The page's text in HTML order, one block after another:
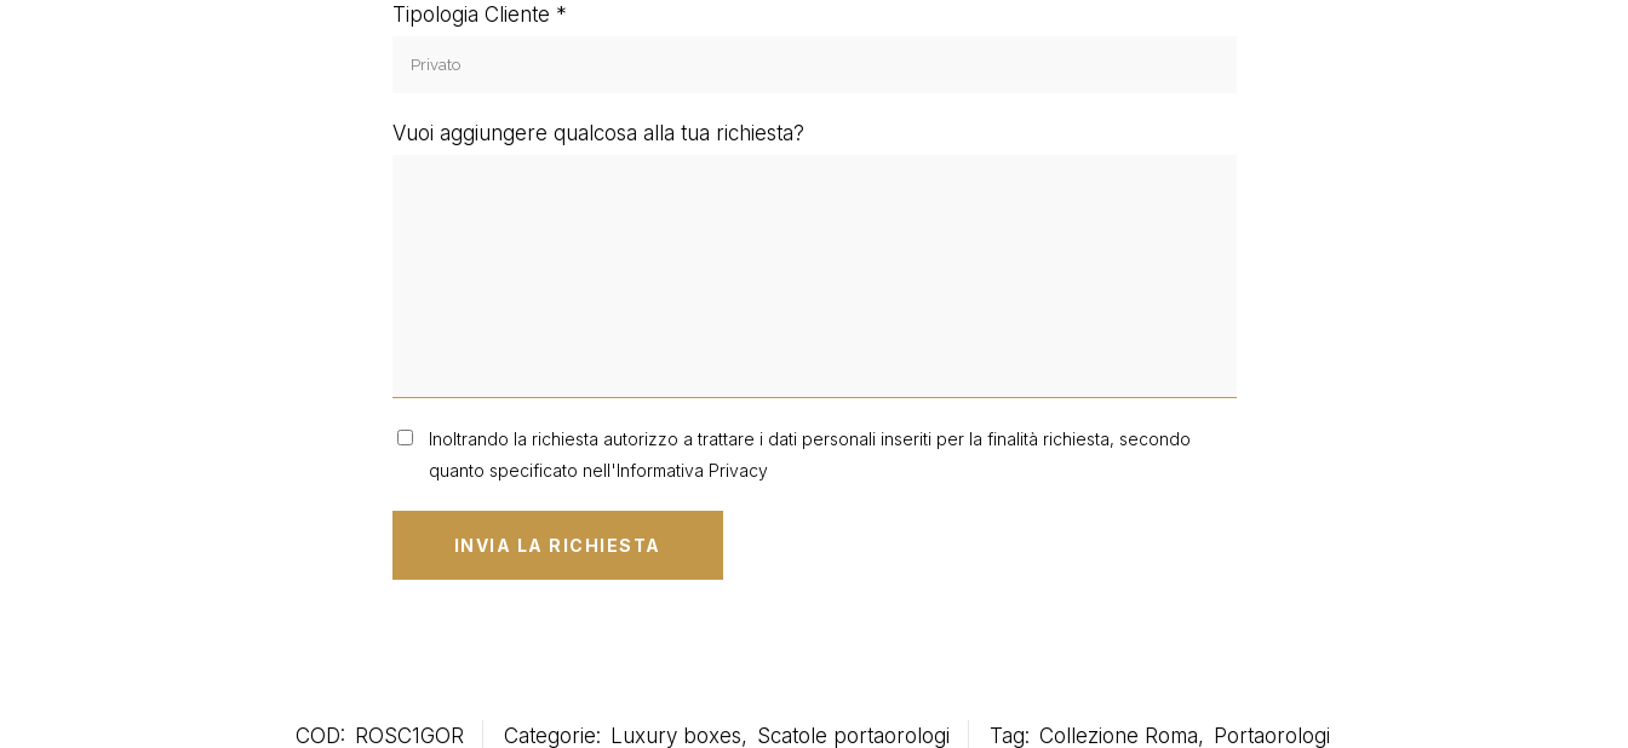
Tipologia Cliente
Vuoi aggiungere qualcosa alla tua richiesta?
Inoltrando la richiesta autorizzo a trattare i dati personali inseriti per la finalità richiesta, secondo
quanto specificato nell'Informativa Privacy
COD: ROSC1GOR Categorie: Luxury boxes, Scatole portaorologi Tag: Collezione Roma, Portaorologi